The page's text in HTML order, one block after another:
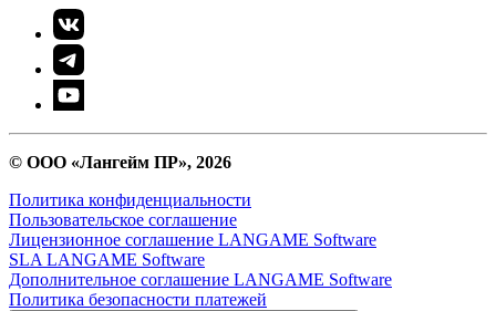
© ООО «Лангейм ПР», 2026
Политика конфиденциальности
Пользовательское соглашение
Лицензионное соглашение LANGAME Software
SLA LANGAME Software
Дополнительное соглашение LANGAME Software
Политика безопасности платежей